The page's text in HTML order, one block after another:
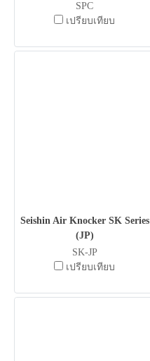
SPC
เปรียบเทียบ
Seishin Air Knocker SK Series
(JP)
SK-JP
เปรียบเทียบ